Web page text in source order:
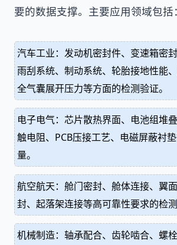
要的数据支撑。主要应用领域包括：
汽车工业：发动机密封件、变速箱密封
雨刮系统、制动系统、轮胎接地性能
全气囊展开压力等方面的检测验证。
电子电气：芯片散热界面、电池组堆
触电阻、PCB压接工艺、电磁屏蔽衬
量。
航空航天：舱门密封、舱体连接、翼
封、起落架连接等高可靠性要求的检测
机械制造：轴承配合、齿轮啮合、螺